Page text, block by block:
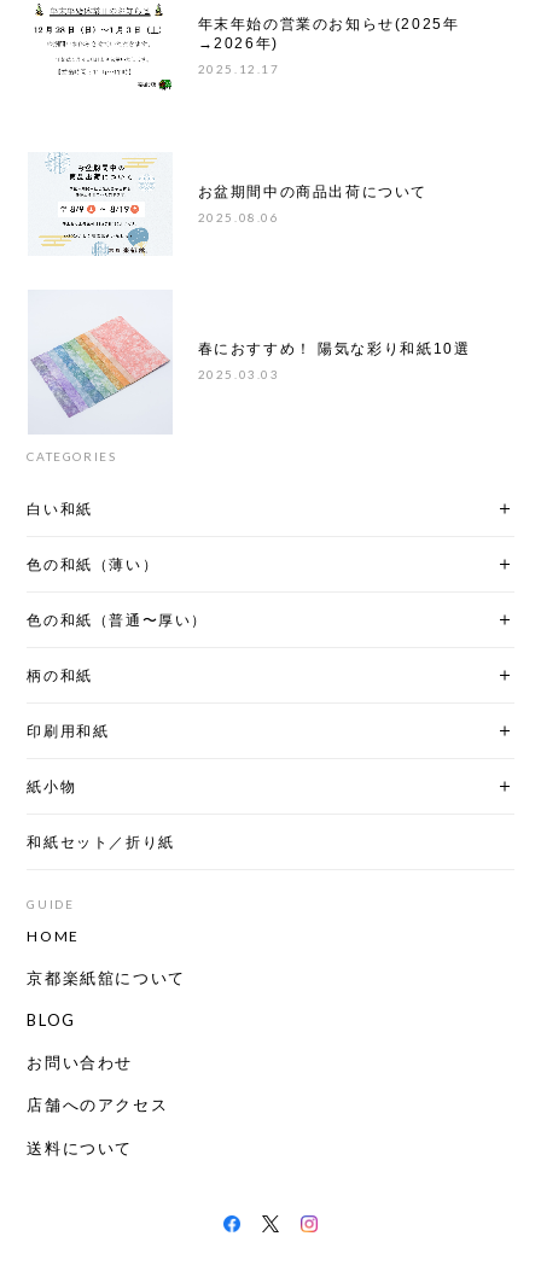
年末年始の営業のお知らせ(2025年
→2026年)
2025.12.17
お盆期間中の商品出荷について
2025.08.06
春におすすめ！ 陽気な彩り和紙10選
2025.03.03
CATEGORIES
白い和紙
色の和紙（薄い）
色の和紙（普通〜厚い）
柄の和紙
印刷用和紙
紙小物
和紙セット／折り紙
GUIDE
HOME
京都楽紙舘について
BLOG
お問い合わせ
店舗へのアクセス
送料について